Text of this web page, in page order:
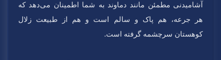
آشامیدنی مطمئن مانند دماوند به شما اطمینان می‌دهد که
هر جرعه، هم پاک و سالم است و هم از طبیعت زلال
کوهستان سرچشمه گرفته است.